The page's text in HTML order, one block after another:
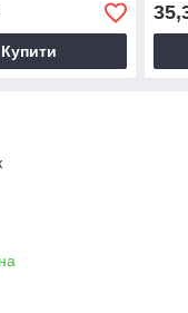
Купити